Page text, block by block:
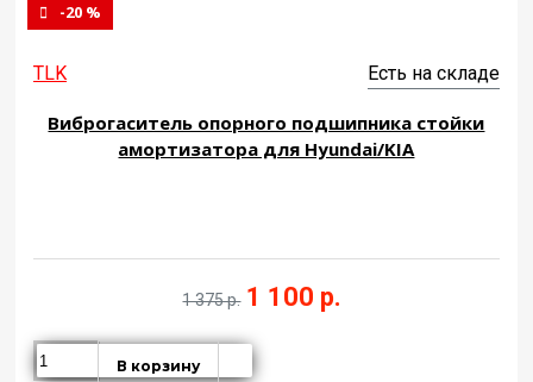
-20 %
TLK Есть на складе
Виброгаситель опорного подшипника стойки
амортизатора для Hyundai/KIA
1 375 р. 1 100 р.
В корзину